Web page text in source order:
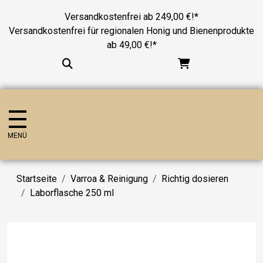
Versandkostenfrei ab 249,00 €!*
Versandkostenfrei für regionalen Honig und Bienenprodukte
ab 49,00 €!*
MENÜ
Startseite Varroa & Reinigung
Richtig dosieren
Laborflasche 250 ml